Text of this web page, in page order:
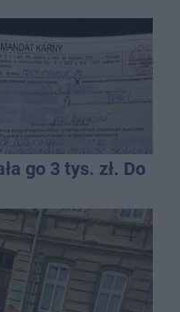
go 3 tys. zł. Do